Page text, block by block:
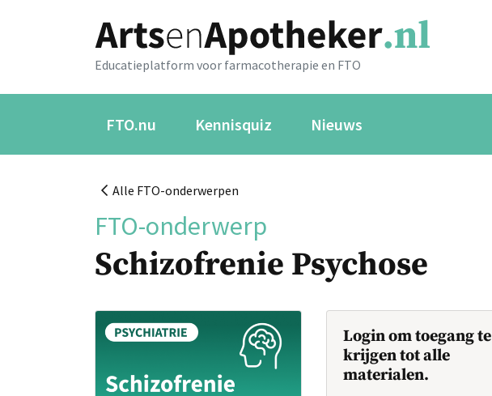
Educatieplatform voor farmacotherapie en FTO
FTO.nu Kennisquiz Nieuws
Alle FTO-onderwerpen
FTO-onderwerp
Schizofrenie Psychose
Login om toegang te
krijgen tot alle
materialen.